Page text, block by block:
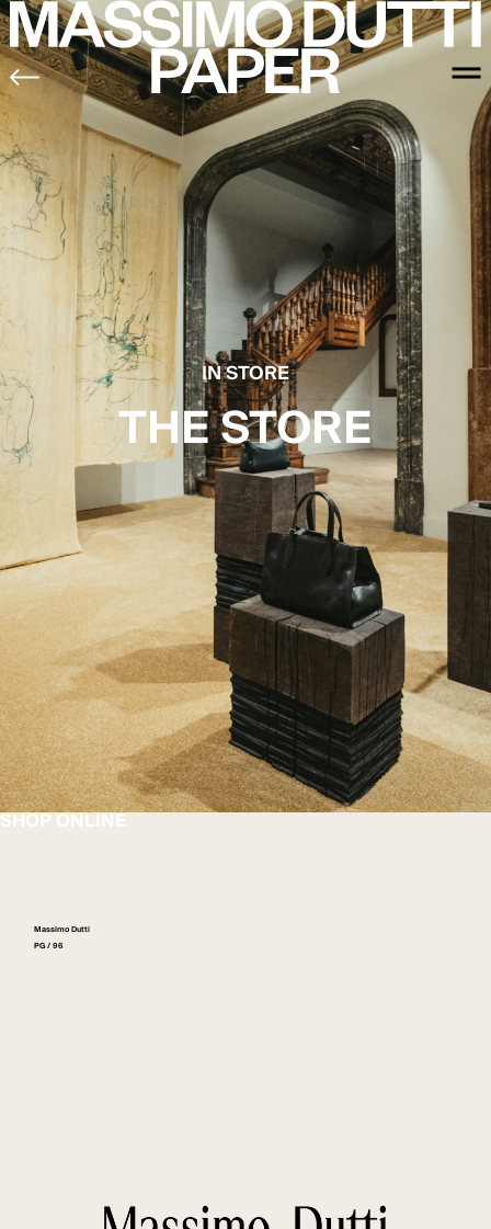
IN STORE
THE STORE
SHOP ONLINE
Massimo Dutti
PG / 96